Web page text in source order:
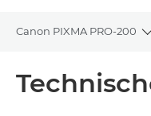
Canon PIXMA PRO-200